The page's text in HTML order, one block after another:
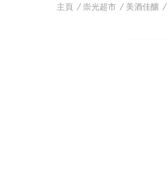
主頁 崇光超市 美酒佳釀